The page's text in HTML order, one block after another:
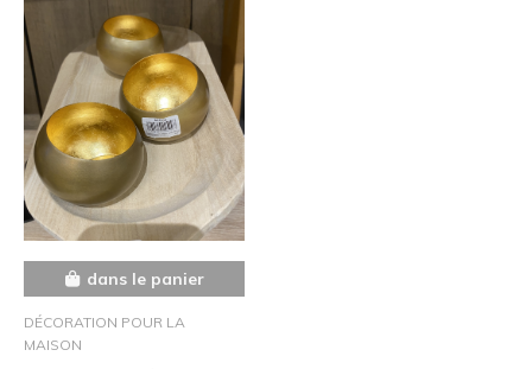
dans le panier
DÉCORATION POUR LA
MAISON